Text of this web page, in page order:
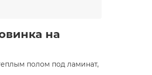
на
полом под ламинат,